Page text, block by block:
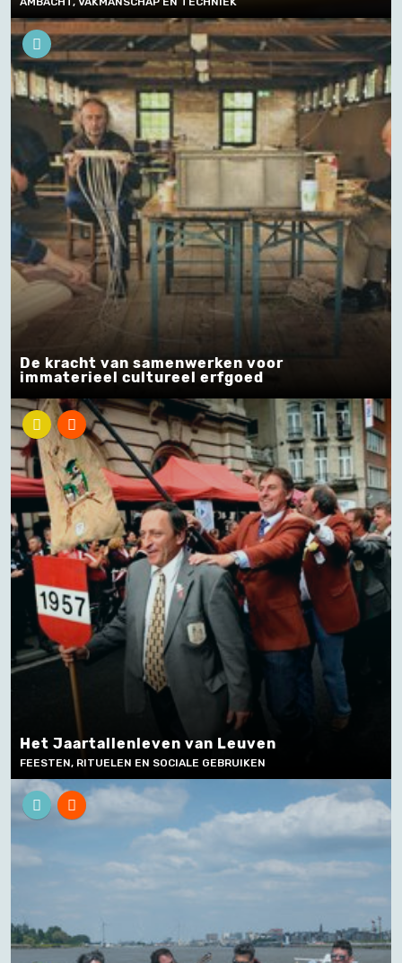
De kracht van samenwerken voor
immaterieel cultureel erfgoed
Het Jaartallenleven van Leuven
FEESTEN, RITUELEN EN SOCIALE GEBRUIKEN